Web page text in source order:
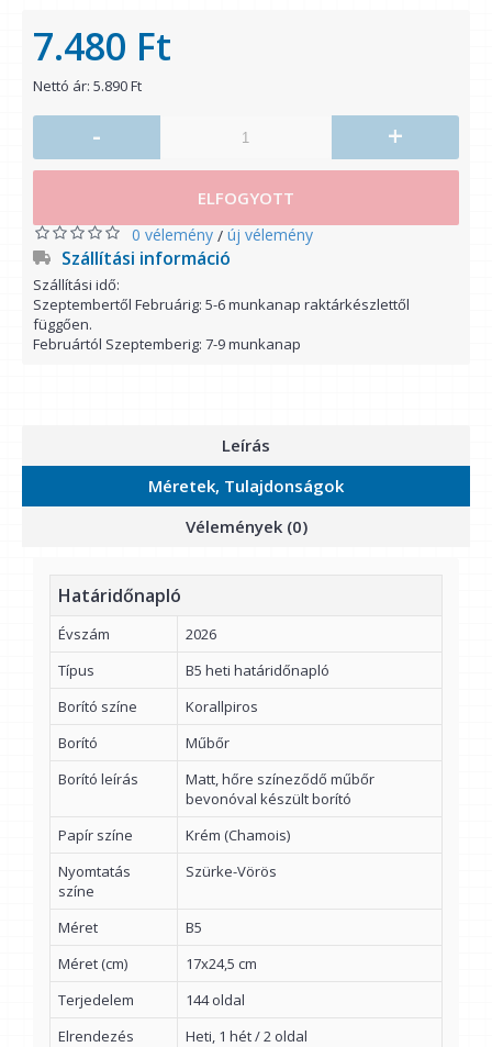
7.480 Ft
Nettó ár: 5.890 Ft
- +
ELFOGYOTT
0 vélemény / új vélemény
Szállítási információ
Szállítási idő:
Szeptembertől Februárig: 5-6 munkanap raktárkészlettől
függően.
Februártól Szeptemberig: 7-9 munkanap
Leírás
Méretek, Tulajdonságok
Vélemények (0)
Határidőnapló
Évszám
2026
Típus
B5 heti határidőnapló
Borító színe
Korallpiros
Borító
Műbőr
Borító leírás
Matt, hőre színeződő műbőr
bevonóval készült borító
Papír színe
Krém (Chamois)
Nyomtatás
színe
Szürke-Vörös
Méret
B5
Méret (cm)
17x24,5 cm
Terjedelem
144 oldal
Elrendezés
Heti, 1 hét / 2 oldal